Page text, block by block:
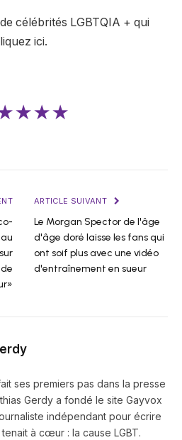
célébrités LGBTQIA + qui
ici.
ARTICLE SUIVANT
Le Morgan Spector de l'âge
d'âge doré laisse les fans qui
ont soif plus avec une vidéo
d'entraînement en sueur
ses premiers pas dans la presse
Gerdy a fondé le site Gayvox
indépendant pour écrire
à cœur : la cause LGBT.